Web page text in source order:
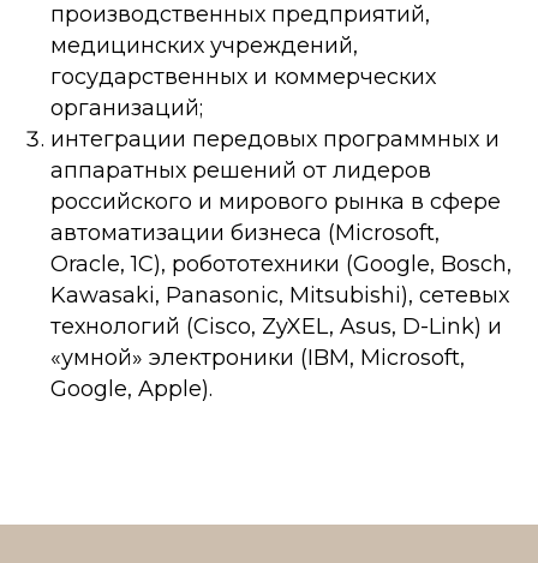
производственных предприятий,
медицинских учреждений,
государственных и коммерческих
организаций;
интеграции передовых программных и
аппаратных решений от лидеров
российского и мирового рынка в сфере
автоматизации бизнеса (Microsoft,
Oracle, 1C), робототехники (Google, Bosch,
Kawasaki, Panasonic, Mitsubishi), сетевых
технологий (Cisco, ZyXEL, Asus, D-Link) и
«умной» электроники (IBM, Microsoft,
Google, Apple).